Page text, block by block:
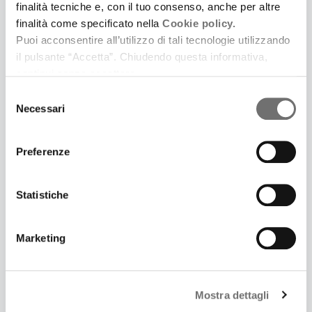
finalità tecniche e, con il tuo consenso, anche per altre
finalità come specificato nella Cookie policy.
Puoi acconsentire all’utilizzo di tali tecnologie utilizzando
il pulsante “Accetta”. Chiudendo questa informativa,
delNecessari
Preferenze
Statistiche
Marketing
Mostra dettagli
LONTANO DA CINECITTÀ. UNA SERIE PODCAST IN
CINQUE PUNTATE IDEATA E SCRITTA DA
Prima puntata: Il giardino dei Finzi Contini